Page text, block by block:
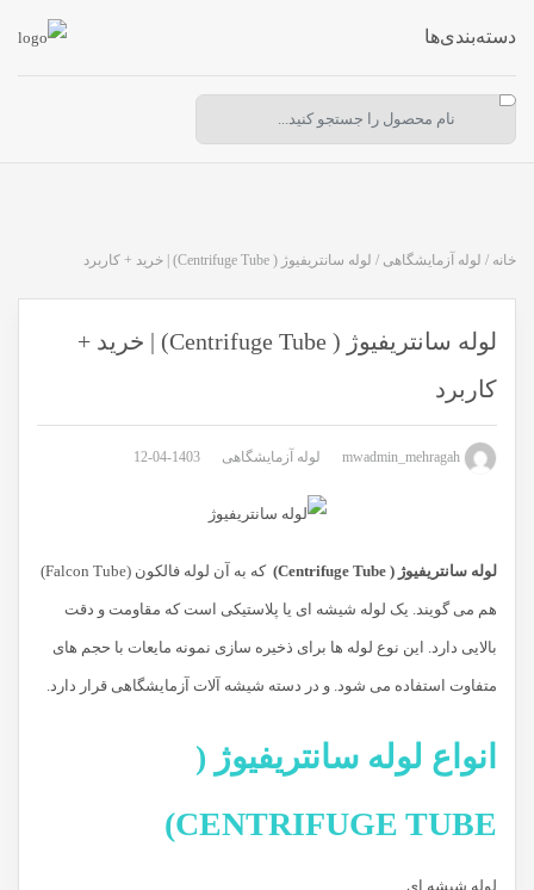
دسته‌بندی‌ها
خانه / لوله آزمایشگاهی / لوله سانتریفیوژ ( Centrifuge Tube) | خرید + کاربرد
لوله سانتریفیوژ ( Centrifuge Tube) | خرید +
کاربرد
لوله آزمایشگاهی 1403-04-12
لوله سانتریفیوژ ( Centrifuge Tube) که به آن لوله فالکون (Falcon Tube)
هم می گویند. یک لوله شیشه ای یا پلاستیکی است که مقاومت و دقت
بالایی دارد. این نوع لوله ها برای ذخیره سازی نمونه مایعات با حجم های
متفاوت استفاده می شود. و در دسته شیشه آلات آزمایشگاهی قرار دارد.
انواع لوله سانتریفیوژ (
CENTRIFUGE TUBE)
لوله شیشه ای